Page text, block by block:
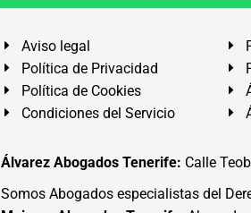
Aviso legal
Política de Privacidad
Política de Cookies
Condiciones del Servicio
Álvarez Abogados Tenerife: Calle
Somos Abogados especialistas del